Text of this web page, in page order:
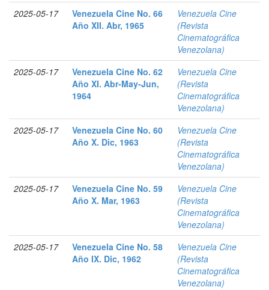
2025-05-17
Venezuela Cine No. 66
Año XII. Abr, 1965
Venezuela Cine
(Revista
Cinematográfica
Venezolana)
2025-05-17
Venezuela Cine No. 62
Año XI. Abr-May-Jun,
1964
Venezuela Cine
(Revista
Cinematográfica
Venezolana)
2025-05-17
Venezuela Cine No. 60
Año X. Dic, 1963
Venezuela Cine
(Revista
Cinematográfica
Venezolana)
2025-05-17
Venezuela Cine No. 59
Año X. Mar, 1963
Venezuela Cine
(Revista
Cinematográfica
Venezolana)
2025-05-17
Venezuela Cine No. 58
Año IX. Dic, 1962
Venezuela Cine
(Revista
Cinematográfica
Venezolana)